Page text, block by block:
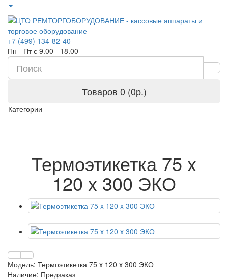
+7 (499) 134-82-40
Пн - Пт с 9.00 - 18.00
Товаров 0 (0р.)
Категории
Термоэтикетка 75 x
120 x 300 ЭКО
Модель: Термоэтикетка 75 x 120 x 300 ЭКО
Наличие: Предзаказ